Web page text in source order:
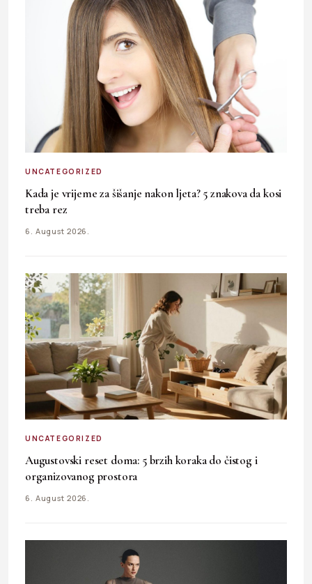
UNCATEGORIZED
Kada je vrijeme za šišanje nakon ljeta? 5 znakova da kosi
treba rez
6. August 2026.
UNCATEGORIZED
Augustovski reset doma: 5 brzih koraka do čistog i
organizovanog prostora
6. August 2026.